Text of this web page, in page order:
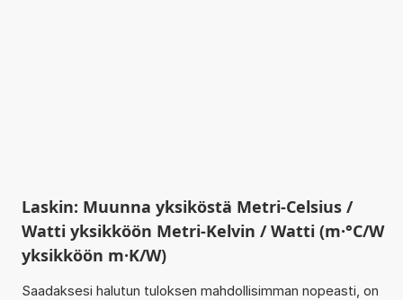
Laskin: Muunna yksiköstä Metri-Celsius /
Watti yksikköön Metri-Kelvin / Watti (m·°C/W
yksikköön m·K/W)
Saadaksesi halutun tuloksen mahdollisimman nopeasti, on